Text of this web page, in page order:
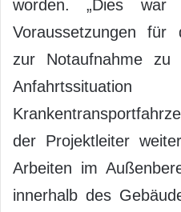
worden. „Dies war
Voraussetzungen für
zur Notaufnahme
der Projektleiter
Arbeiten im
innerhalb des